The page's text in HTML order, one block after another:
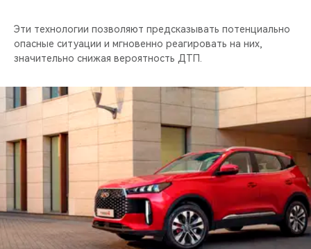
Эти технологии позволяют предсказывать потенциально
опасные ситуации и мгновенно реагировать на них,
значительно снижая вероятность ДТП.